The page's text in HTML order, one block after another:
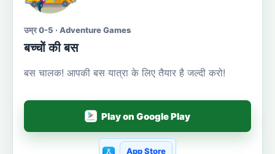
उम्र 0-5 · Adventure Games
बच्चों की बस
बस चालक! आपकी बस यात्रा के लिए तैयार है जल्दी करो!
Play on Google Play
App Store